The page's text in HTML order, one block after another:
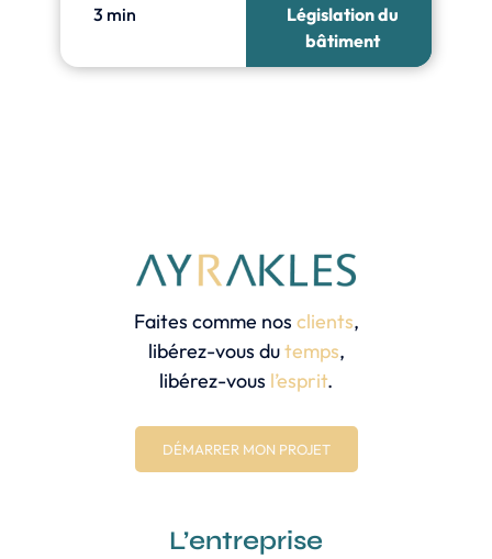
3 min
Législation du
bâtiment
Faites comme nos clients,
libérez-vous dutemps,
libérez-vous l’esprit.
DÉMARRER MON PROJET
L’entreprise